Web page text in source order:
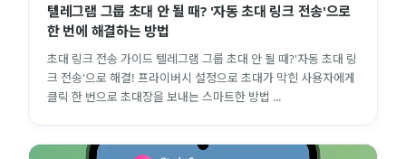
텔레그램 그룹 초대 안 될 때? '자동 초대 링크 전송'으로
한 번에 해결하는 방법
초대 링크 전송 가이드 텔레그램 그룹 초대 안 될 때?'자동 초대 링
크 전송'으로 해결! 프라이버시 설정으로 초대가 막힌 사용자에게
클릭 한 번으로 초대장을 보내는 스마트한 방법 ...